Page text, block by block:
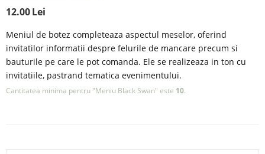
12.00Lei
Meniul de botez completeaza aspectul meselor, oferind
invitatilor informatii despre felurile de mancare precum si
bauturile pe care le pot comanda. Ele se realizeaza in ton cu
invitatiile, pastrand tematica evenimentului.
Cantitatea minima pentru "Meniu Black Swan" este 10.